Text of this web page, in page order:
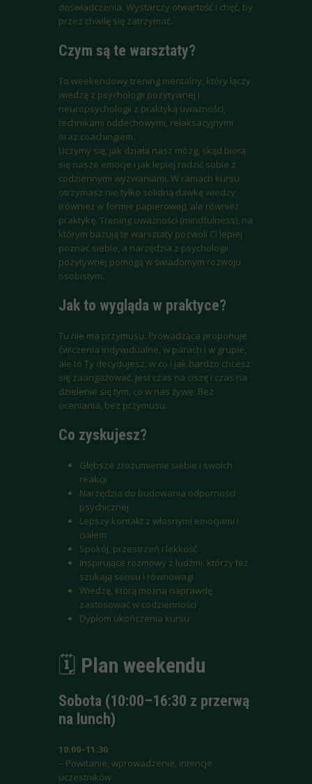
doświadczenia. Wystarczy otwartość i chęć, by
przez chwilę się zatrzymać.
Czym są te warsztaty?
To weekendowy trening mentalny, który łączy
wiedzę z psychologii pozytywnej i
neuropsychologii z praktyką uważności,
technikami oddechowymi, relaksacyjnymi
oraz coachingiem.
Uczymy się, jak działa nasz mózg, skąd biorą
się nasze emocje i jak lepiej radzić sobie z
codziennymi wyzwaniami. W ramach kursu
otrzymasz nie tylko solidną dawkę wiedzy
(również w formie papierowej), ale również
praktykę. Trening uważności (mindfulness), na
którym bazują te warsztaty pozwoli Ci lepiej
poznać siebie, a narzędzia z psychologii
pozytywnej pomogą w świadomym rozwoju
osobistym.
Jak to wygląda w praktyce?
Tu nie ma przymusu. Prowadząca proponuje
ćwiczenia indywidualne, w parach i w grupie,
ale to Ty decydujesz, w co i jak bardzo chcesz
się zaangażować. Jest czas na ciszę i czas na
dzielenie się tym, co w nas żywe. Bez
oceniania, bez przymusu.
Co zyskujesz?
Głębsze zrozumienie siebie i swoich
reakcji
Narzędzia do budowania odporności
psychicznej
Lepszy kontakt z własnymi emocjami i
ciałem
Spokój, przestrzeń i lekkość
Inspirujące rozmowy z ludźmi, którzy też
szukają sensu i równowagi
Wiedzę, którą można naprawdę
zastosować w codzienności
Dyplom ukończenia kursu
🗓️ Plan weekendu
Sobota (10:00–16:30 z przerwą
na lunch)
10:00–11:30
– Powitanie, wprowadzenie, intencje
uczestników